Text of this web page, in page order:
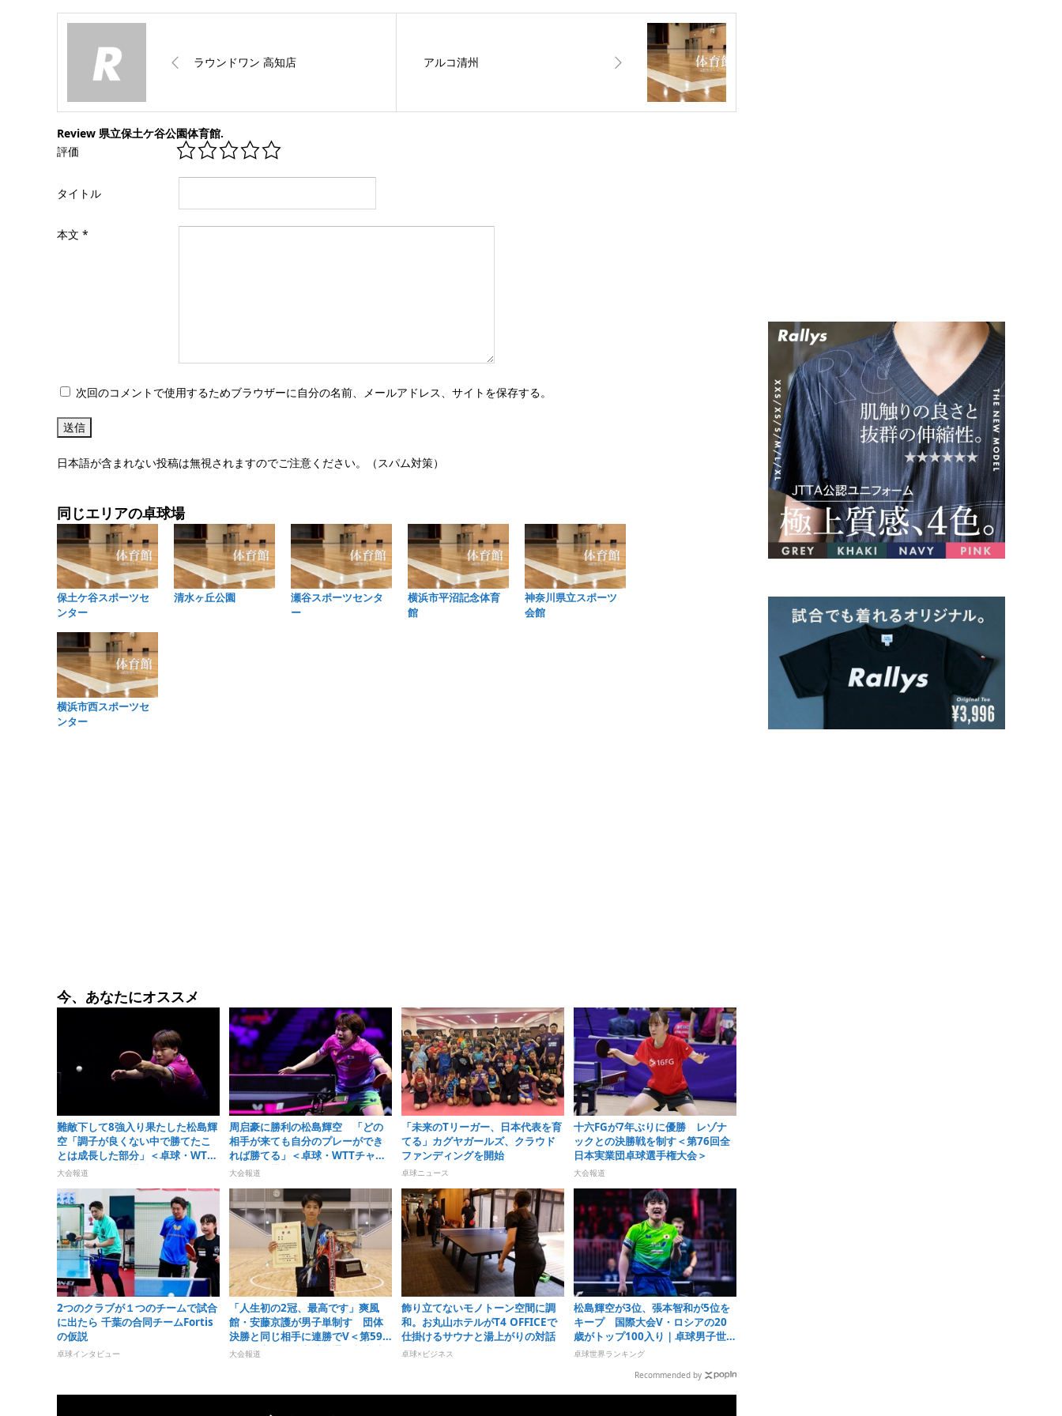
ラウンドワン 高知店 アルコ清州
Review 県立保土ケ谷公園体育館.
評価
タイトル
本文 *
次回のコメントで使用するためブラウザーに自分の名前、メールアドレス、サイトを保存する。
日本語が含まれない投稿は無視されますのでご注意ください。（スパム対策）
同じエリアの卓球場
保土ケ谷スポーツセ
ンター
清水ヶ丘公園
瀬谷スポーツセンタ
ー
横浜市平沼記念体育
館
神奈川県立スポーツ
会館
横浜市西スポーツセ
ンター
今、あなたにオススメ
難敵下して8強入り果たした松島輝
空「調子が良くない中で勝てたこ
とは成長した部分」＜卓球・WTT
チャンピオンズ横浜2026＞
大会報道
周启豪に勝利の松島輝空 「どの
相手が来ても自分のプレーができ
れば勝てる」＜卓球・WTTチャン
ピオンズ横浜2026＞
大会報道
「未来のTリーガー、日本代表を育
てる」カグヤガールズ、クラウド
ファンディングを開始
卓球ニュース
十六FGが7年ぶりに優勝 レゾナ
ックとの決勝戦を制す＜第76回全
日本実業団卓球選手権大会＞
大会報道
2つのクラブが１つのチームで試合
に出たら 千葉の合同チームFortis
の仮説
卓球インタビュー
「人生初の2冠、最高です」爽風
館・安藤京護が男子単制す 団体
決勝と同じ相手に連勝でV＜第59
回全国高等学校定時制通信制卓球
大会報道
飾り立てないモノトーン空間に調
和。お丸山ホテルがT4 OFFICEで
仕掛けるサウナと湯上がりの対話
卓球×ビジネス
松島輝空が3位、張本智和が5位を
キープ 国際大会V・ロシアの20
歳がトップ100入り｜卓球男子世界
ランキング（2026年第32週）
卓球世界ランキング
Recommended by